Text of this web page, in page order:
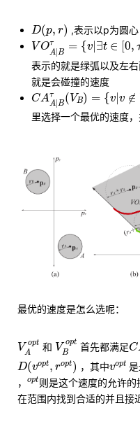
D(p, r)
D(p ,表示以p为圆
VOτ
A|B = {v| ∃t ∈ [0,
VOA B τ {v |∃ ∈[0
表示的就是绿弧以及左
就是会碰撞的速度
CAτ
A| B(VB) = {v|v ∉
CAA|Bτ(VB)={ v ∉
里选择一个最优的速度
最优的速度是怎么选呢：
V opt
A
VAo p
和 V opt
B
VBo pt
首先都满足C
C
D(vopt, ropt)
D(v op rop ，其中vopt
vop t
，
opt
opt
则是这个速度的允许
在范围内找到合适的并且接